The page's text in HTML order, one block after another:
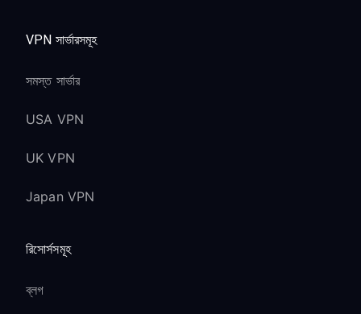
VPN সার্ভারসমূহ
সমস্ত সার্ভার
USA VPN
UK VPN
Japan VPN
রিসোর্সসমূহ
ব্লগ